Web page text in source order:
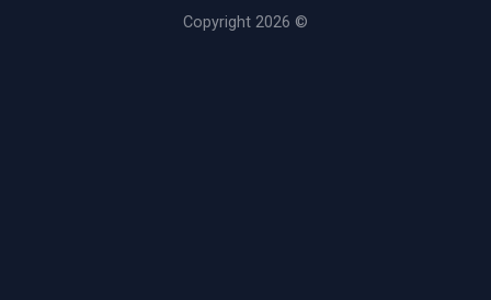
Copyright 2026 ©